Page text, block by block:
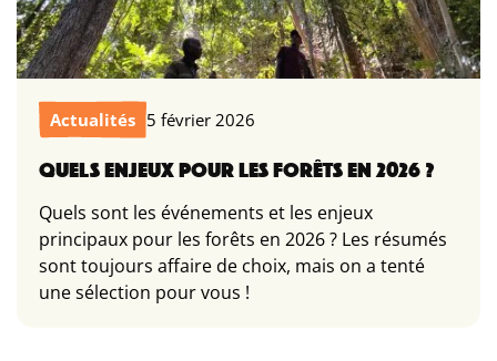
Actualités 5 février 2026
QUELS ENJEUX POUR LES FORÊTS EN 2026 ?
Quels sont les événements et les enjeux
principaux pour les forêts en 2026 ? Les résumés
sont toujours affaire de choix, mais on a tenté
une sélection pour vous !